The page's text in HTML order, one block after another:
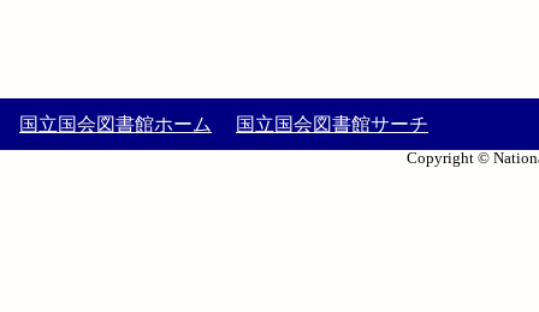
国立国会図書館ホーム 国立国会図書館サーチ
Copyright ©